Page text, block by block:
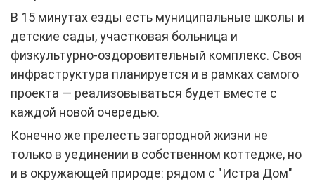
В 15 минутах езды есть муниципальные школы и
детские сады, участковая больница и
физкультурно-оздоровительный комплекс. Своя
инфраструктура планируется и в рамках самого
проекта — реализовываться будет вместе с
каждой новой очередью.
Конечно же прелесть загородной жизни не
только в уединении в собственном коттедже, но
и в окружающей природе: рядом с "Истра Дом"